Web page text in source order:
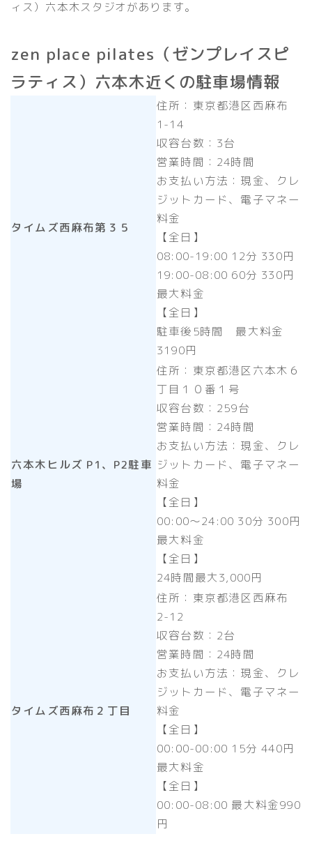
ィス）六本木スタジオがあります。
zen place pilates（ゼンプレイスピ
ラティス）六本木近くの駐車場情報
タイムズ西麻布第３５
住所：東京都港区西麻布
1-14
収容台数：3台
営業時間：24時間
お支払い方法：現金、クレ
ジットカード、電子マネー
料金
【全日】
08:00-19:00 12分 330円
19:00-08:00 60分 330円
最大料金
【全日】
駐車後5時間 最大料金
3190円
六本木ヒルズ P1、P2駐車
場
住所：東京都港区六本木６
丁目１０番１号
収容台数：259台
営業時間：24時間
お支払い方法：現金、クレ
ジットカード、電子マネー
料金
【全日】
00:00～24:00 30分 300円
最大料金
【全日】
24時間最大3,000円
タイムズ西麻布２丁目
住所： 東京都港区西麻布
2-12
収容台数：2台
営業時間：24時間
お支払い方法：現金、クレ
ジットカード、電子マネー
料金
【全日】
00:00-00:00 15分 440円
最大料金
【全日】
00:00-08:00 最大料金990
円